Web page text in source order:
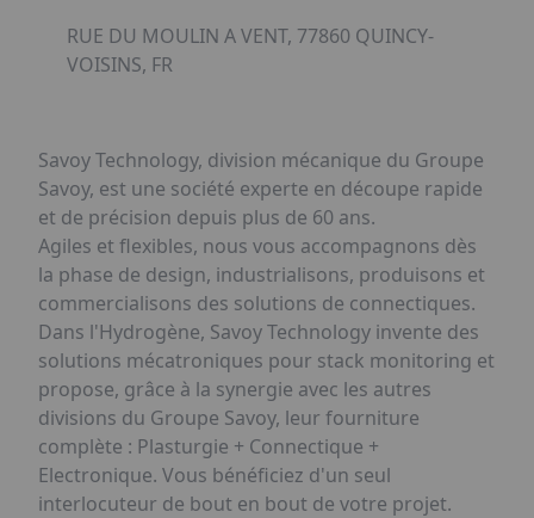
RUE DU MOULIN A VENT, 77860 QUINCY-
VOISINS, FR
Savoy Technology, division mécanique du Groupe
Savoy, est une société experte en découpe rapide
et de précision depuis plus de 60 ans.
Agiles et flexibles, nous vous accompagnons dès
la phase de design, industrialisons, produisons et
commercialisons des solutions de connectiques.
Dans l'Hydrogène, Savoy Technology invente des
solutions mécatroniques pour stack monitoring et
propose, grâce à la synergie avec les autres
divisions du Groupe Savoy, leur fourniture
complète : Plasturgie + Connectique +
Electronique. Vous bénéficiez d'un seul
interlocuteur de bout en bout de votre projet.